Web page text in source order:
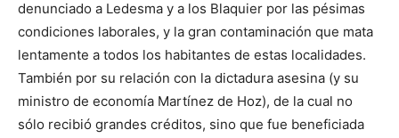
denunciado a Ledesma y a los Blaquier por las pésimas
condiciones laborales, y la gran contaminación que mata
lentamente a todos los habitantes de estas localidades.
También por su relación con la dictadura asesina (y su
ministro de economía Martínez de Hoz), de la cual no
sólo recibió grandes créditos, sino que fue beneficiada